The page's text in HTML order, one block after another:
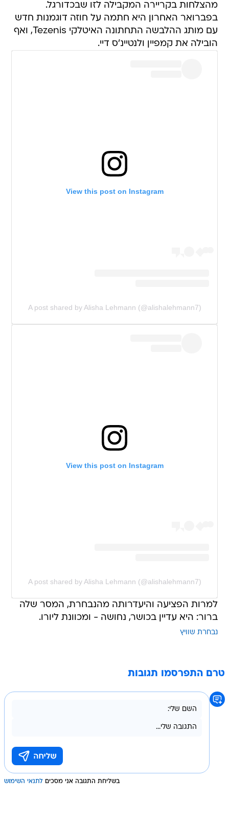
מהצלחות בקריירה המקבילה לזו שבכדורגל.
בפברואר האחרון היא חתמה על חוזה דוגמנות חדש
עם מותג ההלבשה התחתונה האיטלקי Tezenis, ואף
הובילה את קמפיין ולנטיינ'ס דיי.
View this post on Instagram
A post shared by Alisha Lehmann (@alishalehmann7)
View this post on Instagram
A post shared by Alisha Lehmann (@alishalehmann7)
למרות הפציעה והיעדרותה מהנבחרת, המסר שלה
ברור: היא עדיין בכושר, נחושה - ומכוונת ליורו.
נבחרת שוויץ
טרם התפרסמו תגובות
בשליחת התגובה אני מסכים לתנאי השימוש